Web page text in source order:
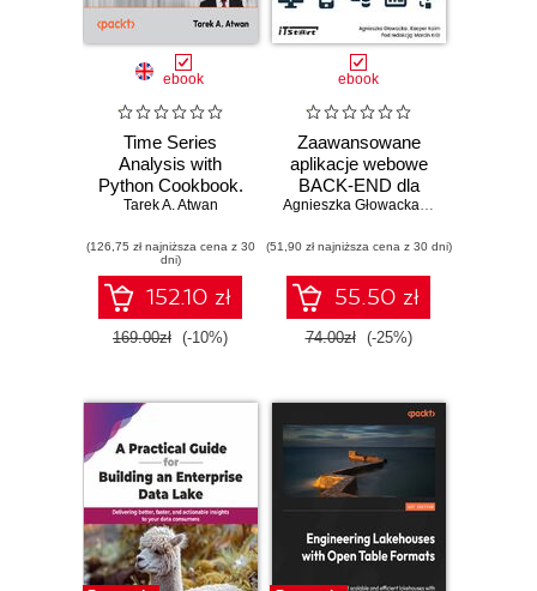
ebook
Time Series
Analysis with
Python Cookbook.
Practical recipes
time series
workflow, from
modern data
engineering to
advanced
- Second Edition
Tarek A. Atwan
(126,75 zł najniższa cena z 30
dni)
152.10 zł
169.00zł (-10%)
ebook
Zaawansowane
aplikacje webowe
BACK-END dla
studenta i technika
Agnieszka Głowacka
,Kacper Kaim
(51,90 zł najniższa cena z 30 dni)
55.50 zł
74.00zł (-25%)